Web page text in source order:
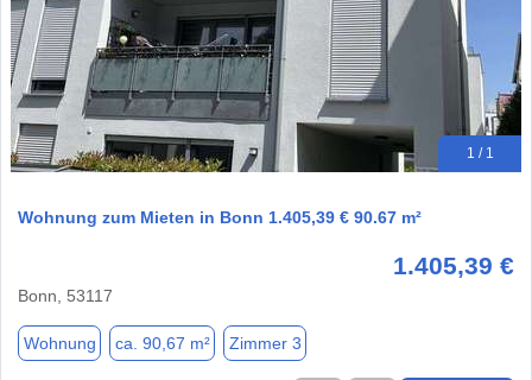
1 / 1
Wohnung zum Mieten in Bonn 1.405,39 € 90.67 m²
1.405,39 €
Bonn, 53117
Wohnung ca. 90,67 m² Zimmer 3